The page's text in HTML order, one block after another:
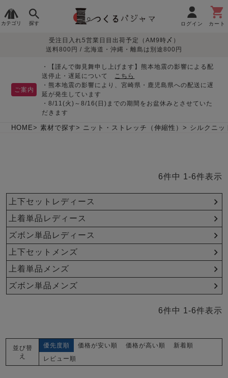
カテゴリ 探す ログイン カート
レディースパジャマ
春
メンズパジャマ
生地で
さがす
オーガニック素材
サッカー/ちぢみ 楊
起毛/フランネル
目的別で
さがす
敏感肌用
パジャマ
入院・介護
胸が目立たない
パジャマ
そろえたい
体型別におすすめパジ
ャマ
デザインで
さがす
羽織・バスロ
上着単品
夏パジャマ特集 つくるパジャマとは
について
会社概要
受注日入れ5営業日目出荷予定（AM9時〆）
送料800円 / 北海道・沖縄・離島は別途800円
ご案内
・【謹んで御見舞申し上げます】熊本地震の影響による配
送停止・遅延について こちら
・熊本地震の影響により、宮崎県・鹿児島県への配送に遅
延が発生しています
・8/11(火)～8/16(日)までの期間をお盆休みとさせていた
だきます
HOME 素材で探す ニット・ストレッチ（伸縮性） シルクニッ
6件中 1 -6件表示
上下セットレディース
上着単品レディース
ズボン単品レディース
上下セットメンズ
上着単品メンズ
ズボン単品メンズ
6件中 1 -6件表示
並び替
え
優先度順 価格が安い順 価格が高い順
新着順
レビュー順